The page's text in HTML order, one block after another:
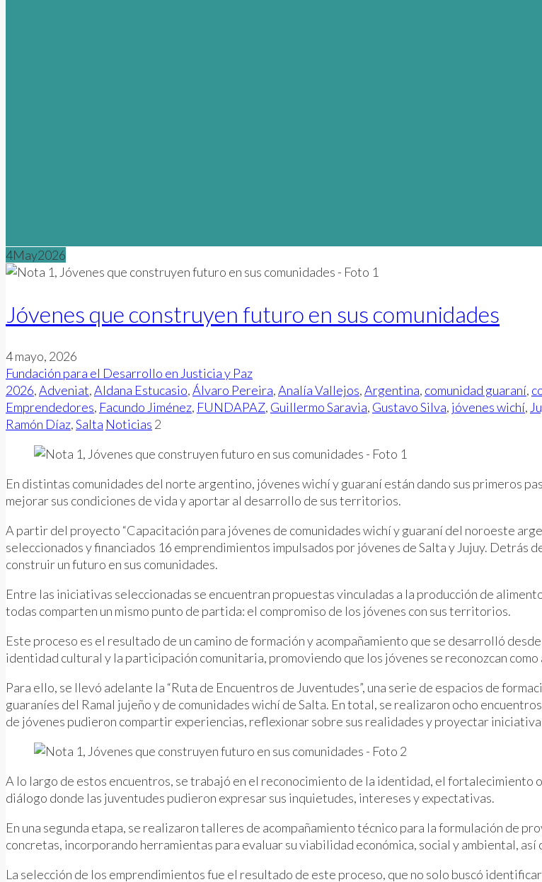
4May2026
Jóvenes que construyen futuro en sus comunidades
4 mayo, 2026
Fundación para el Desarrollo en Justicia y Paz
2026,Adveniat,Aldana Estucasio,Álvaro Pereira,Analía Vallejos,Argentina, comunidad guaraní,
Emprendedores, Facundo Jiménez, FUNDAPAZ, Guillermo Saravia, Gustavo Silva, jóvenes wichí,
Ramón Díaz,Salta Noticias 2
En distintas comunidades del norte argentino, jóvenes wichí y guaraní están dando sus primeros
mejorar sus condiciones de vida y aportar al desarrollo de sus territorios.
A partir del proyecto “Capacitación para jóvenes de comunidades wichí y guaraní del noroeste
seleccionados y financiados 16 emprendimientos impulsados por jóvenes de Salta y Jujuy. Detrás
construir un futuro en sus comunidades.
Entre las iniciativas seleccionadas se encuentran propuestas vinculadas a la producción de
todas comparten un mismo punto de partida: el compromiso de los jóvenes con sus territorios.
Este proceso es el resultado de un camino de formación y acompañamiento que se desarrolló
identidad cultural y la participación comunitaria, promoviendo que los jóvenes se reconozcan
Para ello, se llevó adelante la “Ruta de Encuentros de Juventudes”, una serie de espacios de
guaraníes del Ramal jujeño y de comunidades wichí de Salta. En total, se realizaron ocho
de jóvenes pudieron compartir experiencias, reflexionar sobre sus realidades y proyectar
A lo largo de estos encuentros, se trabajó en el reconocimiento de la identidad, el fortalecimiento
diálogo donde las juventudes pudieron expresar sus inquietudes, intereses y expectativas.
En una segunda etapa, se realizaron talleres de acompañamiento técnico para la formulación de
concretas, incorporando herramientas para evaluar su viabilidad económica, social y ambiental, así
La selección de los emprendimientos fue el resultado de este proceso, que no solo buscó